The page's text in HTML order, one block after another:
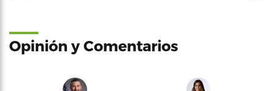
Opinión y Comentarios